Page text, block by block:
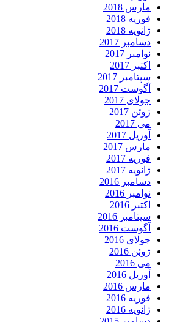
مارس 2018
فوریه 2018
ژانویه 2018
دسامبر 2017
نوامبر 2017
اکتبر 2017
سپتامبر 2017
آگوست 2017
جولای 2017
ژوئن 2017
می 2017
آوریل 2017
مارس 2017
فوریه 2017
ژانویه 2017
دسامبر 2016
نوامبر 2016
اکتبر 2016
سپتامبر 2016
آگوست 2016
جولای 2016
ژوئن 2016
می 2016
آوریل 2016
مارس 2016
فوریه 2016
ژانویه 2016